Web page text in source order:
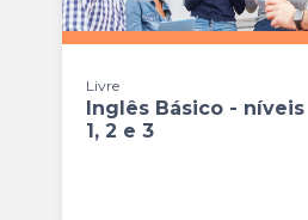
Livre
Inglês Básico - níveis
1, 2 e 3